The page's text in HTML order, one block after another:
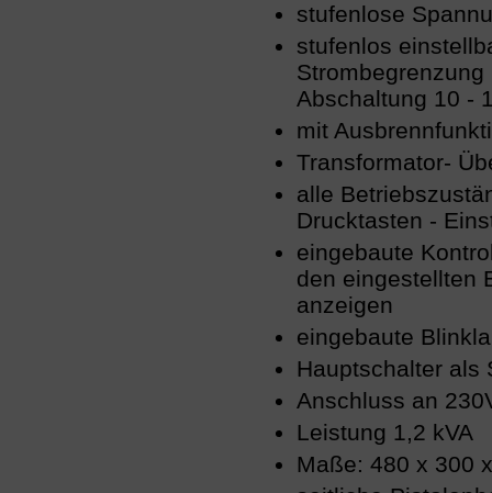
stufenlose
stufenlos
Abschaltung 10 -
mit
Transformator-
alle
Drucktasten -
eingebaute
den eingestellten
anzeigen
eingebaute
Hauptschalter als
Anschluss an
Leistung 1,2 kVA
Maße: 480 x 300